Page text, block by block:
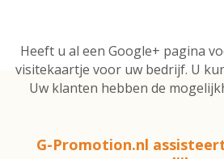
Heeft u al een Google+ pagina
visitekaartje voor uw bedrijf. U
Uw klanten hebben de
G-Promotion.nl